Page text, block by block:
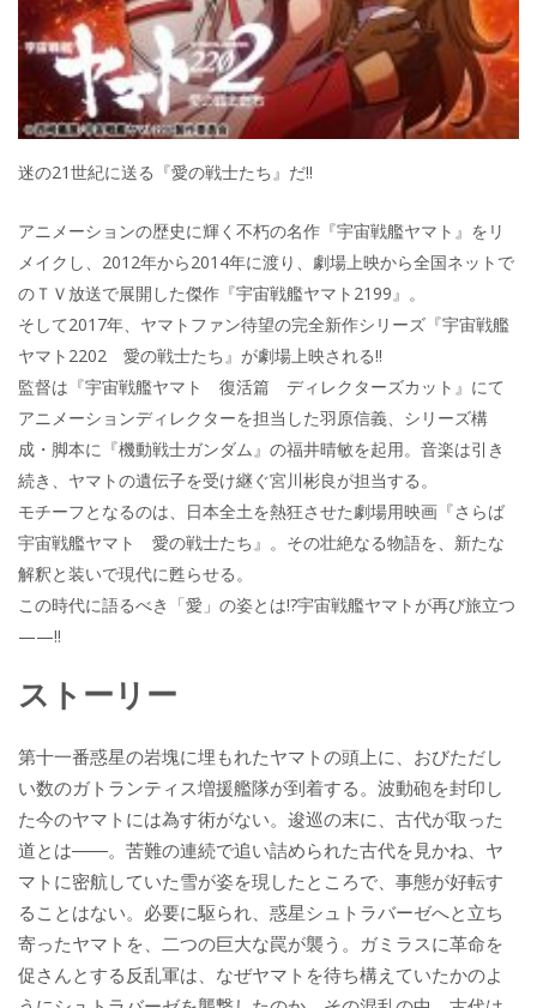
迷の21世紀に送る『愛の戦士たち』だ!!
アニメーションの歴史に輝く不朽の名作『宇宙戦艦ヤマト』をリ
メイクし、2012年から2014年に渡り、劇場上映から全国ネットで
のＴＶ放送で展開した傑作『宇宙戦艦ヤマト2199』。
そして2017年、ヤマトファン待望の完全新作シリーズ『宇宙戦艦
ヤマト2202 愛の戦士たち』が劇場上映される!!
監督は『宇宙戦艦ヤマト 復活篇 ディレクターズカット』にて
アニメーションディレクターを担当した羽原信義、シリーズ構
成・脚本に『機動戦士ガンダム』の福井晴敏を起用。音楽は引き
続き、ヤマトの遺伝子を受け継ぐ宮川彬良が担当する。
モチーフとなるのは、日本全土を熱狂させた劇場用映画『さらば
宇宙戦艦ヤマト 愛の戦士たち』。その壮絶なる物語を、新たな
解釈と装いで現代に甦らせる。
この時代に語るべき「愛」の姿とは!?宇宙戦艦ヤマトが再び旅立つ
——!!
ストーリー
第十一番惑星の岩塊に埋もれたヤマトの頭上に、おびただし
い数のガトランティス増援艦隊が到着する。波動砲を封印し
た今のヤマトには為す術がない。逡巡の末に、古代が取った
道とは――。苦難の連続で追い詰められた古代を見かね、ヤ
マトに密航していた雪が姿を現したところで、事態が好転す
ることはない。必要に駆られ、惑星シュトラバーゼへと立ち
寄ったヤマトを、二つの巨大な罠が襲う。ガミラスに革命を
促さんとする反乱軍は、なぜヤマトを待ち構えていたかのよ